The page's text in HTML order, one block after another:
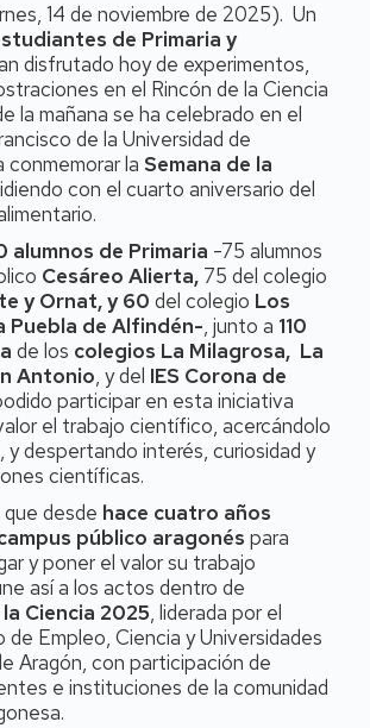
14 de noviembre de 2025). Un
de Primaria y
disfrutado hoy de experimentos,
en el Rincón de la Ciencia
la mañana se ha celebrado en el
de la Universidad de
conmemorar la Semana de la
con el cuarto aniversario del
alumnos de Primaria -75 alumnos
Cesáreo Alierta, 75 del colegio
y Ornat, y 60 del colegio Los
Puebla de Alfindén-, junto a 110
de los colegios La Milagrosa, La
Antonio, y del IES Corona de
participar en esta iniciativa
el trabajo científico, acercándolo
y despertando interés, curiosidad y
científicas.
desde hace cuatro años
público aragonés para
y poner el valor su trabajo
así a los actos dentro de
Ciencia 2025, liderada por el
Empleo, Ciencia y Universidades
Aragón, con participación de
e instituciones de la comunidad